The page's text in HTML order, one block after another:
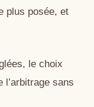
plus posée, et
le choix
l’arbitrage sans